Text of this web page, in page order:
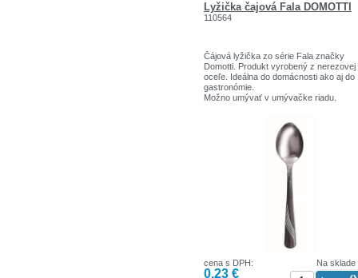
Lyžička čajová Fala DOMOTTI
110564
Čájová lyžička zo série Fala značky
Domotti. Produkt vyrobený z nerezovej
oceľe. Ideálna do domácnosti ako aj do
gastronómie.
Možno umývať v umývačke riadu.
Na sklade
cena s DPH:
0,23 €